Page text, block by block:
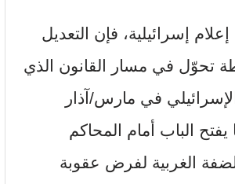
إسرائيلية، فإن التعديل
تحوّل في مسار القانون الذي
في مارس/آذار
الباب أمام المحاكم
الغربية لفرض عقوبة